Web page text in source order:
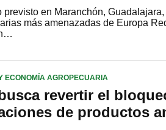
previsto en Maranchón,
más amenazadas de Europa
ECONOMÍA AGROPECUARIA
revertir el
de productos